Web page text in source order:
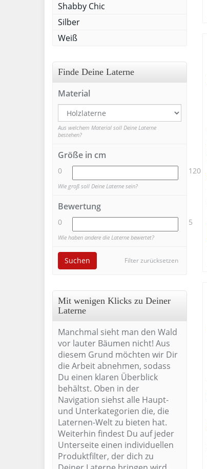
Shabby Chic
Silber
Weiß
Finde Deine Laterne
Material
Aus welchem Material soll Deine Laterne
bestehen?
Größe in cm
0 120
Wie groß soll Deine Laterne sein?
Bewertung
0 5
Wie haben andere die Laterne bewertet?
Filter zurücksetzen
Suchen
Mit wenigen Klicks zu Deiner
Laterne
Manchmal sieht man den Wald
vor lauter Bäumen nicht! Aus
diesem Grund möchten wir Dir
die Arbeit abnehmen, sodass
Du einen klaren Überblick
behältst. Oben in der
Navigation siehst alle Haupt-
und Unterkategorien die, die
Laternen-Welt zu bieten hat.
Weiterhin findest Du auf jeder
Unterseite einen individuellen
Produktfilter, der dich zu